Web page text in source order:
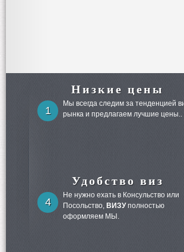
Низкие цены
1
Мы всегда следим за тенденцией
рынка и предлагаем лучшие цены..
Удобство виз
4
Не нужно ехать в Консульство или
Посольство, ВИЗУполностью
оформляем МЫ.